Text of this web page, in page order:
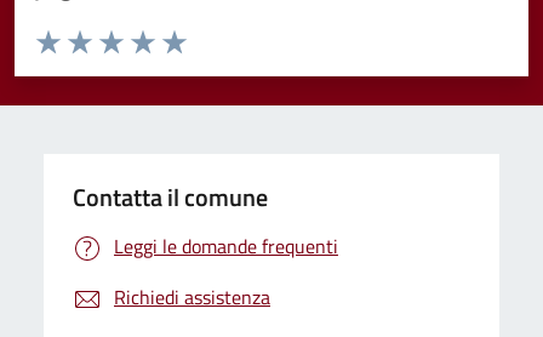
Valuta da 1 a 5 stelle la pagina
Valuta 5 stelle su 5
Valuta 4 stelle su 5
Valuta 3 stelle su 5
Valuta 2 stelle su 5
Valuta 1 stelle su 5
Contatta il comune
Leggi le domande frequenti
Richiedi assistenza